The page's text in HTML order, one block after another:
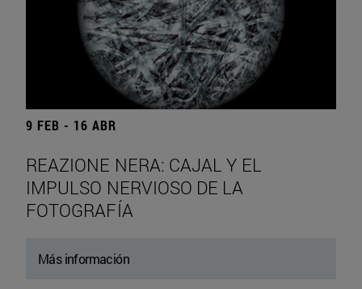
9 FEB - 16 ABR
REAZIONE NERA: CAJAL Y EL
IMPULSO NERVIOSO DE LA
FOTOGRAFÍA
Más información